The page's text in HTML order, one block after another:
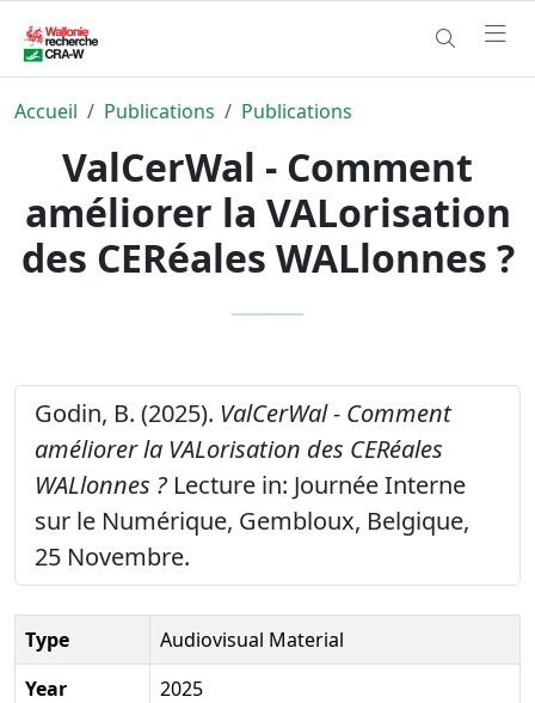
Accueil Publications Publications
ValCerWal - Comment
améliorer la VALorisation
des CERéales WALlonnes ?
Godin, B. (2025). ValCerWal - Comment
améliorer la VALorisation des CERéales
WALlonnes ? Lecture in: Journée Interne
sur le Numérique, Gembloux, Belgique,
25 Novembre.
Type
Audiovisual Material
Year
2025